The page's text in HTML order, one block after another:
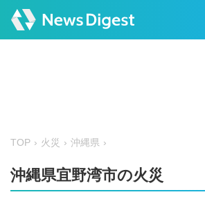
TOP 火災 沖縄県
沖縄県宜野湾市の火災